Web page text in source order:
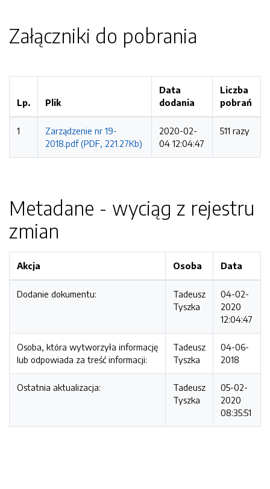
Załączniki do pobrania
Lp. Plik
Data
dodania
Liczba
pobrań
1
Zarządzenie nr 19-
2018.pdf (PDF, 221.27Kb)
2020-02-
04 12:04:47
511 razy
Metadane - wyciąg z rejestru
zmian
Akcja Osoba Data
Dodanie dokumentu:
Tadeusz
Tyszka
04-02-
2020
12:04:47
Osoba, która wytworzyła informację
lub odpowiada za treść informacji:
Tadeusz
Tyszka
04-06-
2018
Ostatnia aktualizacja:
Tadeusz
Tyszka
05-02-
2020
08:35:51